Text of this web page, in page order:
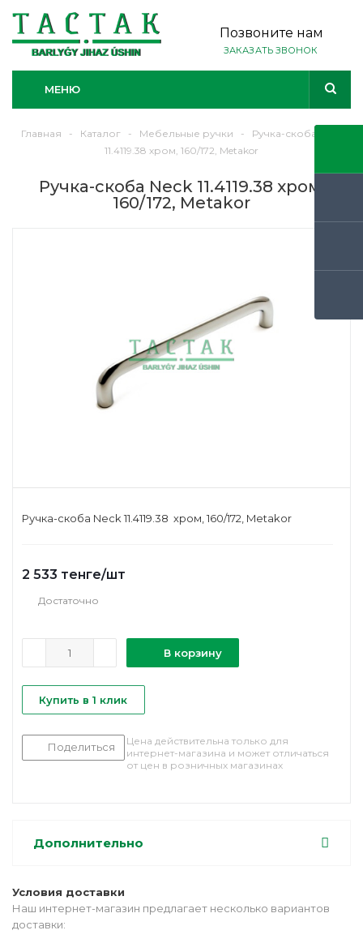
Позвоните нам
ЗАКАЗАТЬ ЗВОНОК
МЕНЮ
Главная - Каталог - Мебельные ручки -
Ручка-скоба Neck
11.4119.38 хром, 160/172, Metakor
Ручка-скоба Neck 11.4119.38 хром,
160/172, Metakor
Ручка-скоба Neck 11.4119.38 хром, 160/172, Metakor
2 533 тенге/шт
Достаточно
В корзину
Купить в 1 клик
Поделиться
Цена действительна только для
интернет-магазина и может отличаться
от цен в розничных магазинах
Дополнительно
Условия доставки
Наш интернет-магазин предлагает несколько вариантов
доставки: